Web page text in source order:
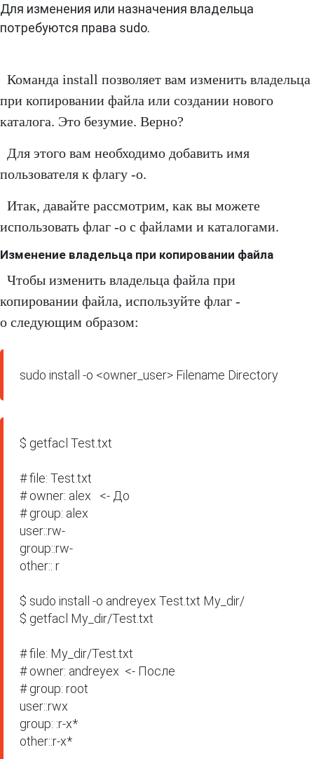
Для изменения или назначения владельца
потребуются права sudo.
Команда install позволяет вам изменить владельца
при копировании файла или создании нового
каталога. Это безумие. Верно?
Для этого вам необходимо добавить имя
пользователя к флагу -o.
Итак, давайте рассмотрим, как вы можете
использовать флаг -o с файлами и каталогами.
Изменение владельца при копировании файла
Чтобы изменить владельца файла при
копировании файла, используйте флаг -
o следующим образом:
sudo install -o <owner_user> Filename Directory
$ getfacl Test.txt
# file: Test.txt
# owner: alex   <- До
# group: alex
user::rw-
group::rw-
other:: r
$ sudo install -o andreyex Test.txt My_dir/
$ getfacl My_dir/Test.txt
# file: My_dir/Test.txt
# owner: andreyex  <- После
# group: root
user::rwx
group: :r-x*
other::r-x*